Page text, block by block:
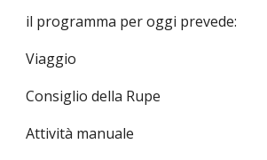
il programma per oggi prevede:
Viaggio
Consiglio della Rupe
Attività manuale